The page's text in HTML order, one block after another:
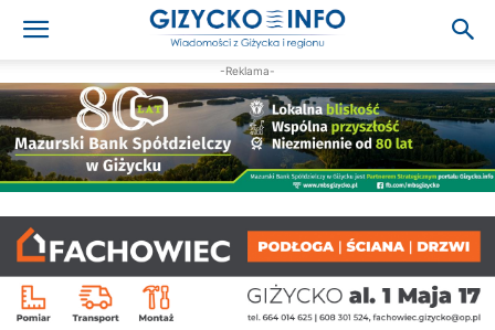
-Reklama-